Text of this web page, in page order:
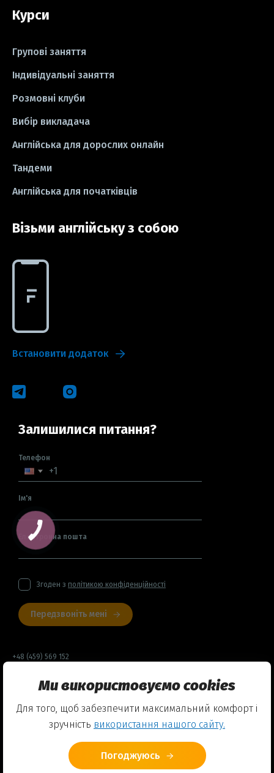
#пісні
#школа #ігри
#СV #резюме
#idioms
Курси
Групові заняття
Індивідуальні заняття
Розмовні клуби
Вибір викладача
Англійська для дорослих онлайн
Тандеми
Англійська для початківців
Візьми англійську з собою
Встановити додаток
Залишилися питання?
Телефон
Ім'я
Електронна пошта
Згоден з політикою конфіденційності
Передзвоніть мені
+48 (459) 569 152
Договір оферти
Політика конфіденційності
Ми використовуємо cookies
Для того, щоб забезпечити максимальний комфорт і
зручність використання нашого сайту.
Погоджуюсь